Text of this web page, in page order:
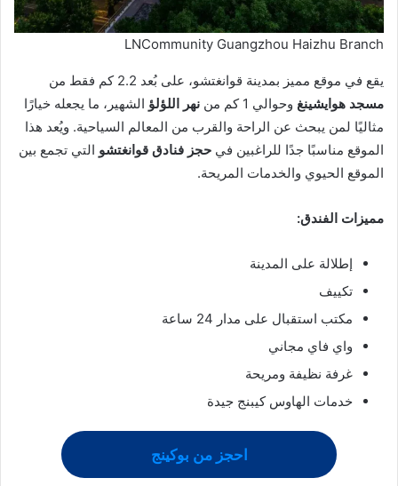
LNCommunity Guangzhou Haizhu Branch
يقع في موقع مميز بمدينة قوانغتشو، على بُعد 2.2 كم فقط من
مسجد هوايشينغ وحوالي 1 كم من نهر اللؤلؤ الشهير، ما يجعله خيارًا
مثاليًا لمن يبحث عن الراحة والقرب من المعالم السياحية. ويُعد هذا
الموقع مناسبًا جدًا للراغبين في حجز فنادق قوانغتشو التي تجمع بين
الموقع الحيوي والخدمات المريحة.
مميزات الفندق:
إطلالة على المدينة
تكييف
مكتب استقبال على مدار 24 ساعة
واي فاي مجاني
غرفة نظيفة ومريحة
خدمات الهاوس كيبنج جيدة
احجز من بوكينج